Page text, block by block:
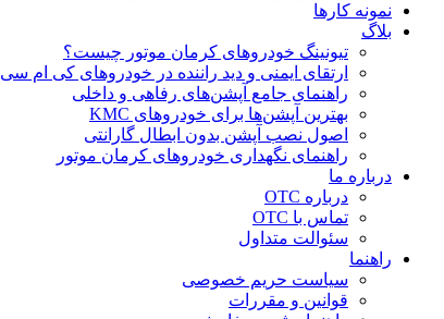
نمونه کارها
بلاگ
تیونینگ خودروهای کرمان موتور چیست؟
ارتقای ایمنی و دید راننده در خودروهای کی ام سی
راهنمای جامع آپشن‌های رفاهی و داخلی
بهترین آپشن‌ها برای خودروهای KMC
اصول نصب آپشن بدون ابطال گارانتی
راهنمای نگهداری خودروهای کرمان موتور
درباره ما
درباره OTC
تماس با OTC
سئوالت متداول
راهنما
سیاست حریم خصوصی
قوانین و مقررات